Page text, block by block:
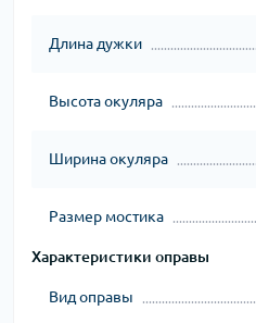
Длина дужки
Высота окуляра
Ширина окуляра
Размер мостика
Характеристики оправы
Вид оправы